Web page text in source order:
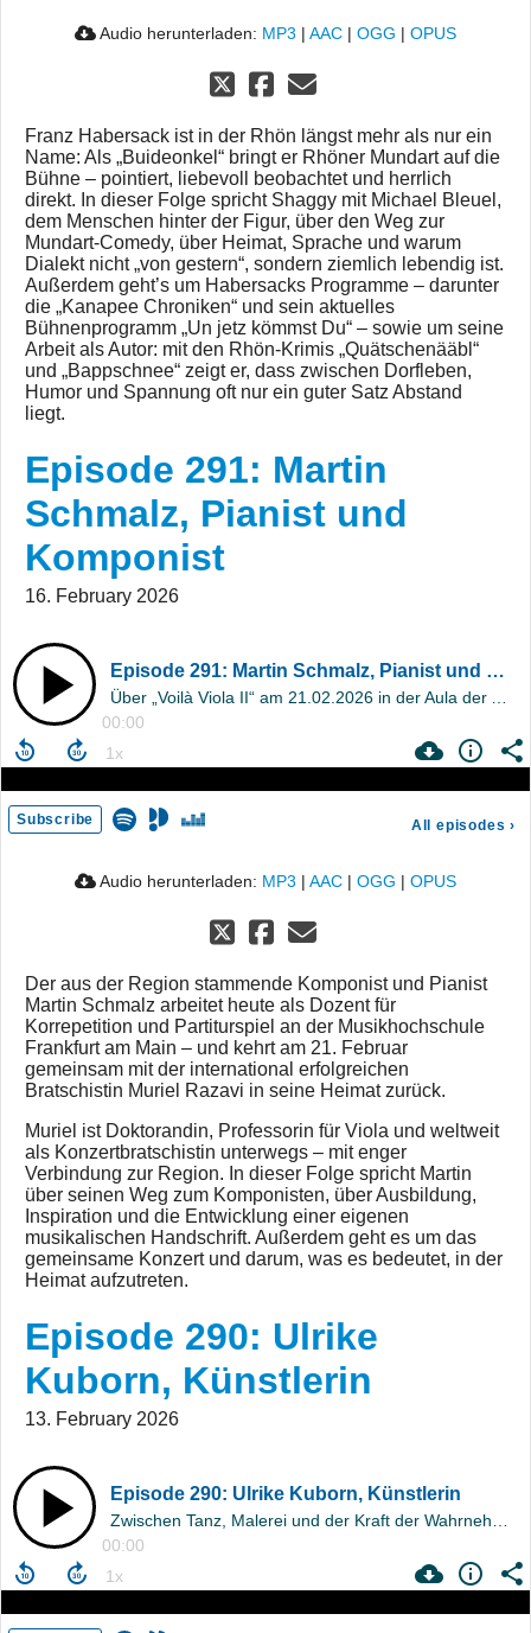
Audio herunterladen: MP3 | AAC | OGG | OPUS
Franz Habersack ist in der Rhön längst mehr als nur ein
Name: Als „Buideonkel“ bringt er Rhöner Mundart auf die
Bühne – pointiert, liebevoll beobachtet und herrlich
direkt. In dieser Folge spricht Shaggy mit Michael Bleuel,
dem Menschen hinter der Figur, über den Weg zur
Mundart-Comedy, über Heimat, Sprache und warum
Dialekt nicht „von gestern“, sondern ziemlich lebendig ist.
Außerdem geht’s um Habersacks Programme – darunter
die „Kanapee Chroniken“ und sein aktuelles
Bühnenprogramm „Un jetz kömmst Du“ – sowie um seine
Arbeit als Autor: mit den Rhön-Krimis „Quätschenääbl“
und „Bappschnee“ zeigt er, dass zwischen Dorfleben,
Humor und Spannung oft nur ein guter Satz Abstand
liegt.
Episode 291: Martin
Schmalz, Pianist und
Komponist
16. February 2026
Episode 291: Martin Schmalz, Pianist und Komponist
00:00
Subscribe All episodes ›
Audio herunterladen: MP3 | AAC | OGG | OPUS
Der aus der Region stammende Komponist und Pianist
Martin Schmalz arbeitet heute als Dozent für
Korrepetition und Partiturspiel an der Musikhochschule
Frankfurt am Main – und kehrt am 21. Februar
gemeinsam mit der international erfolgreichen
Bratschistin Muriel Razavi in seine Heimat zurück.
Muriel ist Doktorandin, Professorin für Viola und weltweit
als Konzertbratschistin unterwegs – mit enger
Verbindung zur Region. In dieser Folge spricht Martin
über seinen Weg zum Komponisten, über Ausbildung,
Inspiration und die Entwicklung einer eigenen
musikalischen Handschrift. Außerdem geht es um das
gemeinsame Konzert und darum, was es bedeutet, in der
Heimat aufzutreten.
Episode 290: Ulrike
Kuborn, Künstlerin
13. February 2026
Episode 290: Ulrike Kuborn, Künstlerin
00:00